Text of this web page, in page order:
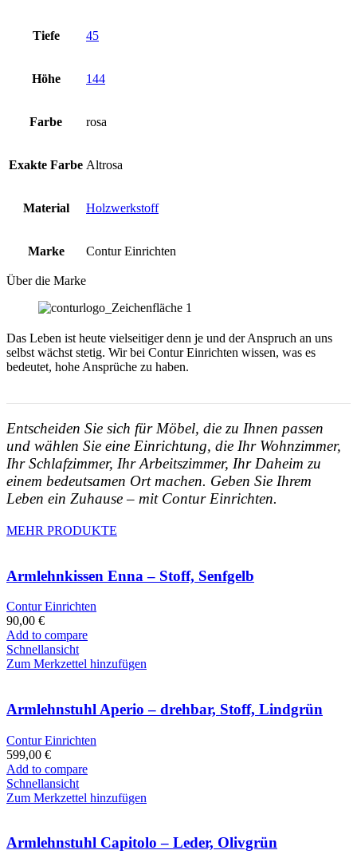
Tiefe 45
Höhe 144
Farbe rosa
Exakte Farbe Altrosa
Material Holzwerkstoff
Marke Contur Einrichten
Über die Marke
Das Leben ist heute vielseitiger denn je und der Anspruch an uns
selbst wächst stetig. Wir bei Contur Einrichten wissen, was es
bedeutet, hohe Ansprüche zu haben.
Entscheiden Sie sich für Möbel, die zu Ihnen passen
und wählen Sie eine Einrichtung, die Ihr Wohnzimmer,
Ihr Schlafzimmer, Ihr Arbeitszimmer, Ihr Daheim zu
einem bedeutsamen Ort machen. Geben Sie Ihrem
Leben ein Zuhause – mit Contur Einrichten.
MEHR PRODUKTE
Armlehnkissen Enna – Stoff, Senfgelb
Contur Einrichten
90,00 €
Add to compare
Schnellansicht
Zum Merkzettel hinzufügen
Armlehnstuhl Aperio – drehbar, Stoff, Lindgrün
Contur Einrichten
599,00 €
Add to compare
Schnellansicht
Zum Merkzettel hinzufügen
Armlehnstuhl Capitolo – Leder, Olivgrün